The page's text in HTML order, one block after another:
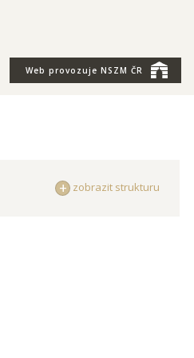
Web provozuje NSZM ČR
zobrazit strukturu